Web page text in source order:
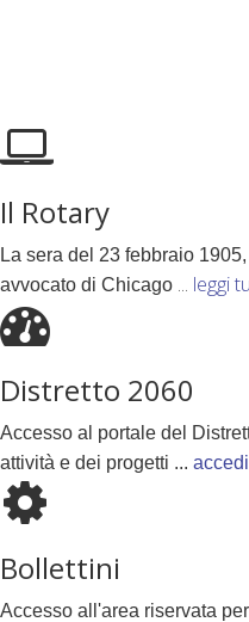
Il Rotary
La sera del 23 febbraio
avvocato di Chicago ... leggi
Distretto 2060
Accesso al portale del
attività e dei progetti ... accedi
Bollettini
Accesso all'area riservata